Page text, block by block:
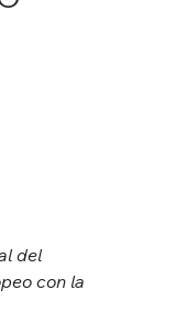
del
con la